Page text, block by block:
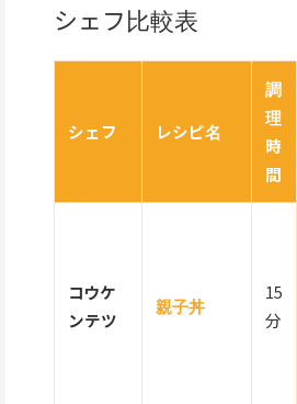
シェフ比較表
シェフ レシピ名
調
理
時
間
コウケ
ンテツ
親子丼
15
分